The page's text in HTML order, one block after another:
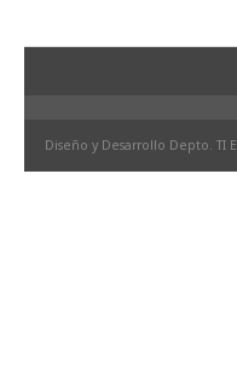
Diseño y Desarrollo Depto. TI